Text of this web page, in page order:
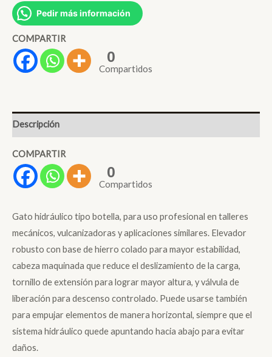
4T
TRUPER
14812
cantidad
Pedir más información
COMPARTIR
0
Compartidos
Descripción
COMPARTIR
0
Compartidos
Gato hidráulico tipo botella, para uso profesional en talleres
mecánicos, vulcanizadoras y aplicaciones similares. Elevador
robusto con base de hierro colado para mayor estabilidad,
cabeza maquinada que reduce el deslizamiento de la carga,
tornillo de extensión para lograr mayor altura, y válvula de
liberación para descenso controlado. Puede usarse también
para empujar elementos de manera horizontal, siempre que el
sistema hidráulico quede apuntando hacia abajo para evitar
daños.